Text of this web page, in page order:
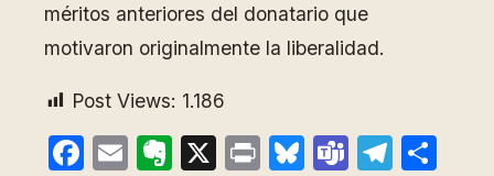
méritos anteriores del donatario que
motivaron originalmente la liberalidad.
Post Views: 1.186
Facebook
EmailEvernote
X PrintBluesky
Teams